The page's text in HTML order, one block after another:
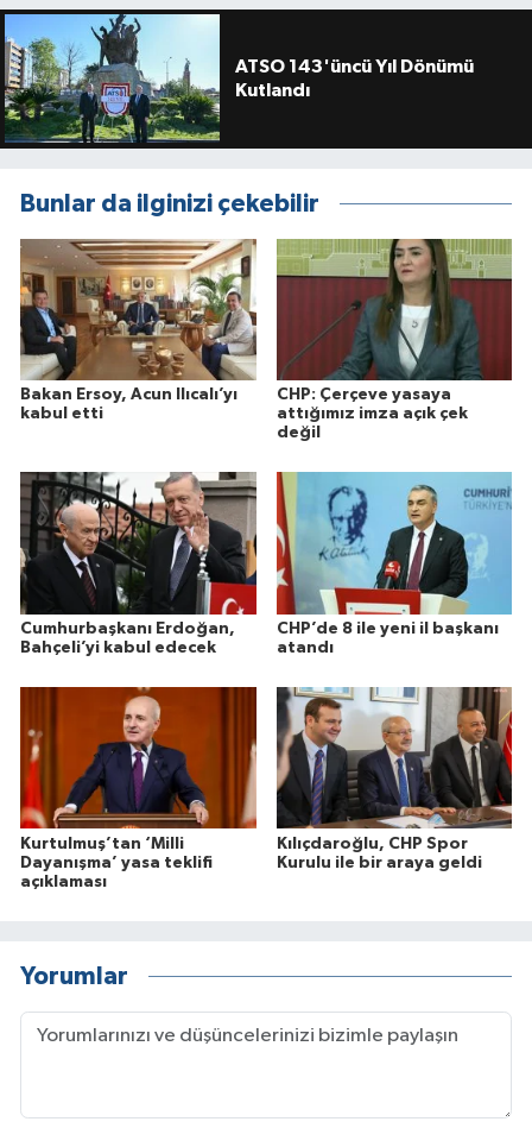
ATSO 143'üncü Yıl Dönümü
Kutlandı
Bunlar da ilginizi çekebilir
Bakan Ersoy, Acun Ilıcalı’yı
kabul etti
CHP: Çerçeve yasaya
attığımız imza açık çek
değil
Cumhurbaşkanı Erdoğan,
Bahçeli’yi kabul edecek
CHP’de 8 ile yeni il başkanı
atandı
Kurtulmuş’tan ‘Milli
Dayanışma’ yasa teklifi
açıklaması
Kılıçdaroğlu, CHP Spor
Kurulu ile bir araya geldi
Yorumlar